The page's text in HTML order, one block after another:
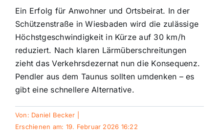
Kultur
Panorama
Mein Stadtteil
Galerie
Ein Erfolg für Anwohner und Ortsbeirat. In der
Schützenstraße in Wiesbaden wird die zulässige
Höchstgeschwindigkeit in Kürze auf 30 km/h
reduziert. Nach klaren Lärmüberschreitungen
zieht das Verkehrsdezernat nun die Konsequenz.
Pendler aus dem Taunus sollten umdenken – es
gibt eine schnellere Alternative.
Von: Daniel Becker
Erschienen am: 19. Februar 2026 16:22